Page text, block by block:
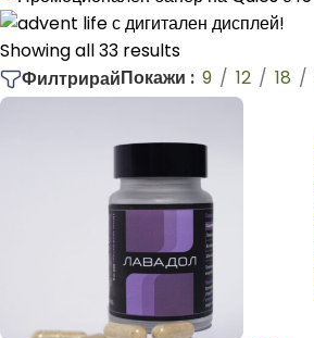
Showing all 33 results
ФилтрирайПокажи 9 12 18